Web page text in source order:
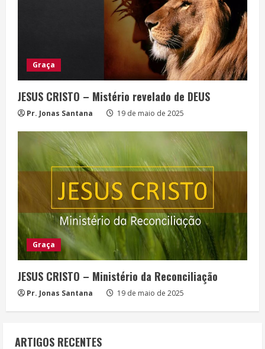
Graça
JESUS CRISTO – Mistério revelado de DEUS
Pr. Jonas Santana 19 de maio de 2025
Graça
JESUS CRISTO – Ministério da Reconciliação
Pr. Jonas Santana 19 de maio de 2025
ARTIGOS RECENTES